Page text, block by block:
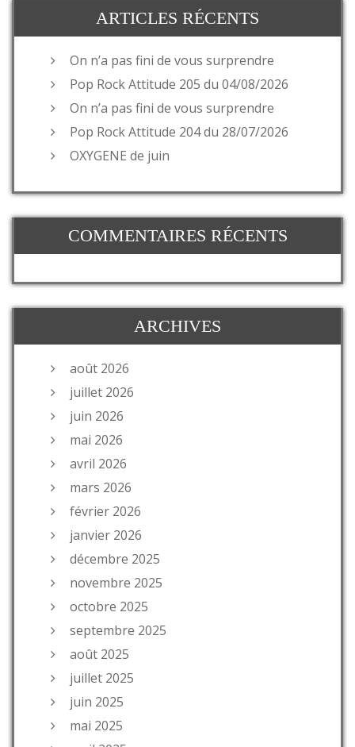
ARTICLES RÉCENTS
On n’a pas fini de vous surprendre
Pop Rock Attitude 205 du 04/08/2026
On n’a pas fini de vous surprendre
Pop Rock Attitude 204 du 28/07/2026
OXYGENE de juin
COMMENTAIRES RÉCENTS
ARCHIVES
août 2026
juillet 2026
juin 2026
mai 2026
avril 2026
mars 2026
février 2026
janvier 2026
décembre 2025
novembre 2025
octobre 2025
septembre 2025
août 2025
juillet 2025
juin 2025
mai 2025